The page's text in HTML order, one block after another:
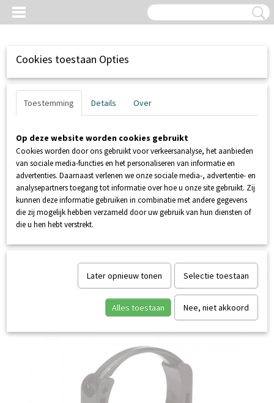
Inloggen Registreren
UW WINKELWAGEN
Cookies toestaan Opties
Toestemming Details Over
Op deze website worden cookies gebruikt
Cookies worden door ons gebruikt voor verkeersanalyse, het aanbieden
van sociale media-functies en het personaliseren van informatie en
advertenties. Daarnaast verlenen we onze sociale media-, advertentie- en
analysepartners toegang tot informatie over hoe u onze site gebruikt. Zij
kunnen deze informatie gebruiken in combinatie met andere gegevens
die zij mogelijk hebben verzameld door uw gebruik van hun diensten of
die u hen hebt verstrekt.
Later opnieuw tonen Selectie toestaan
Alles toestaan Nee, niet akkoord